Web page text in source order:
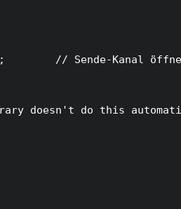
// Sende-Kanal
doesn't do this